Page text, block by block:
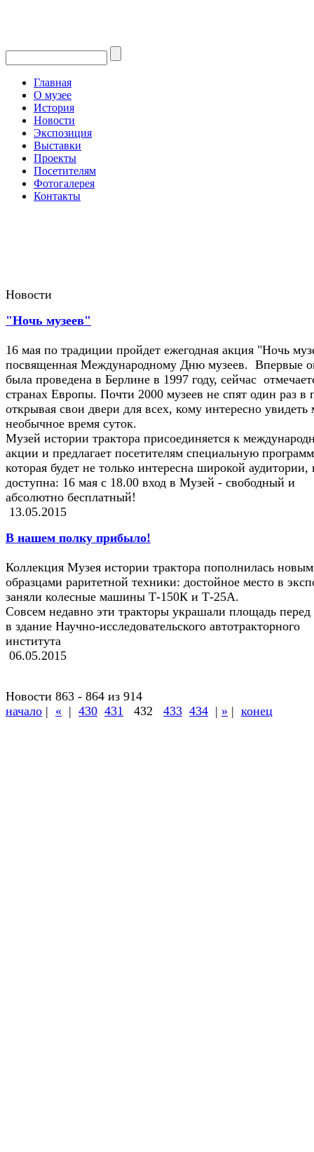
Главная
О музее
История
Новости
Экспозиция
Выставки
Проекты
Посетителям
Фотогалерея
Контакты
Новости
"Ночь музеев"
16 мая по традиции пройдет ежегодная акция "Ночь
посвященная Международному Дню музеев. Впервые
была проведена в Берлине в 1997 году, сейчас
странах Европы. Почти 2000 музеев не спят один раз в
открывая свои двери для всех, кому интересно увидеть
необычное время суток.
Музей истории трактора присоединяется к
акции и предлагает посетителям специальную
которая будет не только интересна широкой аудитории,
доступна: 16 мая с 18.00 вход в Музей - свободный и
абсолютно бесплатный!
13.05.2015
В нашем полку прибыло!
Коллекция Музея истории трактора пополнилась
образцами раритетной техники: достойное место в
заняли колесные машины Т-150К и Т-25А.
Совсем недавно эти тракторы украшали площадь перед
в здание Научно-исследовательского автотракторного
института
06.05.2015
Новости 863 - 864 из 914
начало | « | 430 431 432 433 434 | » | конец